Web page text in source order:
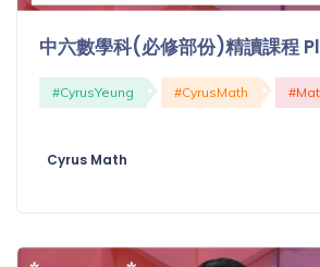
中六數學科(必修部份)精讀課
#CyrusYeung #CyrusMath
Cyrus Math